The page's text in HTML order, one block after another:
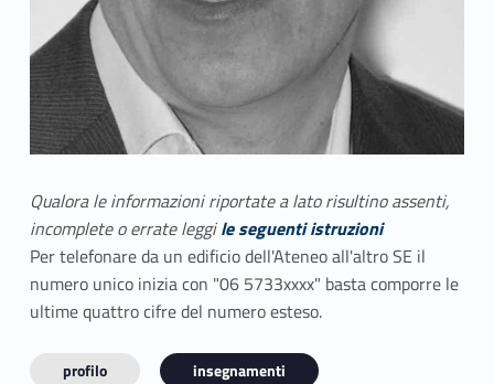
Qualora le informazioni riportate a lato risultino assenti,
incomplete o errate leggile seguenti istruzioni
Per telefonare da un edificio dell'Ateneo all'altro SE il
numero unico inizia con "06 5733xxxx" basta comporre le
ultime quattro cifre del numero esteso.
profilo
insegnamenti